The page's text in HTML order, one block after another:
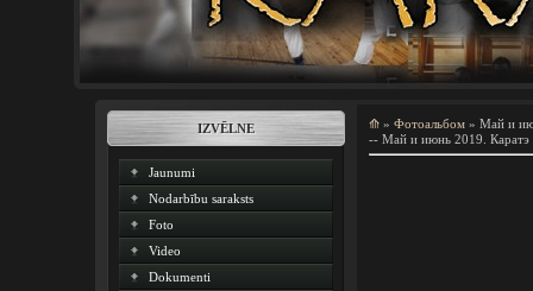
IZVĒLNE
Jaunumi
Nodarbību saraksts
Foto
Video
Dokumenti
⟰ » Фотоальбом » Май и
-- Май и июнь 2019. Каратэ